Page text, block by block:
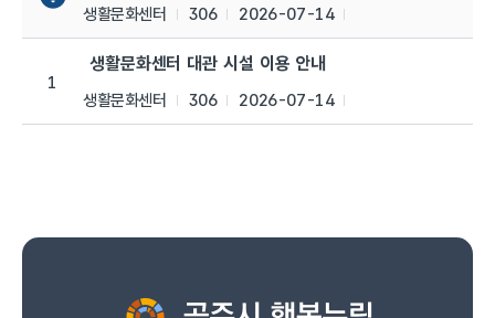
생활문화센터 306 2026-07-14
1
생활문화센터 대관 시설 이용 안내
생활문화센터 306 2026-07-14